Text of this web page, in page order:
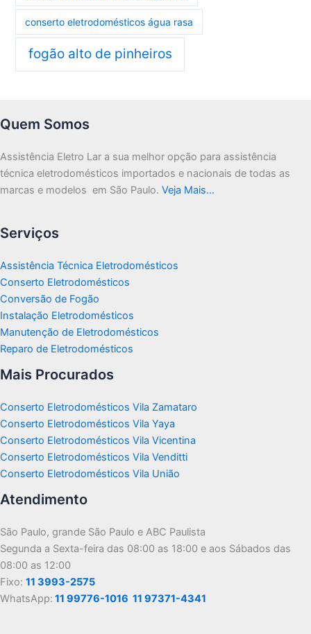
conserto eletrodomésticos água rasa
fogão alto de pinheiros
Quem Somos
Assistência Eletro Lar a sua melhor opção para assistência
técnica eletrodomésticos importados e nacionais de todas as
marcas e modelos em São Paulo. Veja Mais…
Serviços
Assistência Técnica Eletrodomésticos
Conserto Eletrodomésticos
Conversão de Fogão
Instalação Eletrodomésticos
Manutenção de Eletrodomésticos
Reparo de Eletrodomésticos
Mais Procurados
Conserto Eletrodomésticos Vila Zamataro
Conserto Eletrodomésticos Vila Yaya
Conserto Eletrodomésticos Vila Vicentina
Conserto Eletrodomésticos Vila Venditti
Conserto Eletrodomésticos Vila União
Atendimento
São Paulo, grande São Paulo e ABC Paulista
Segunda a Sexta-feira das 08:00 as 18:00 e aos Sábados das
08:00 as 12:00
Fixo: 11 3993-2575
WhatsApp: 11 99776-1016 11 97371-4341